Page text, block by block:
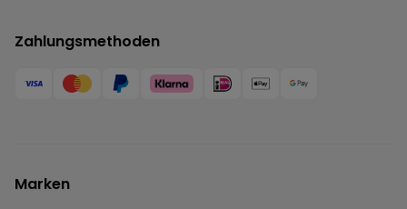
Zahlungsmethoden
Marken